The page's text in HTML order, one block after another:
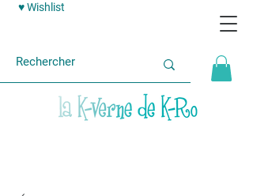
♥ Wishlist